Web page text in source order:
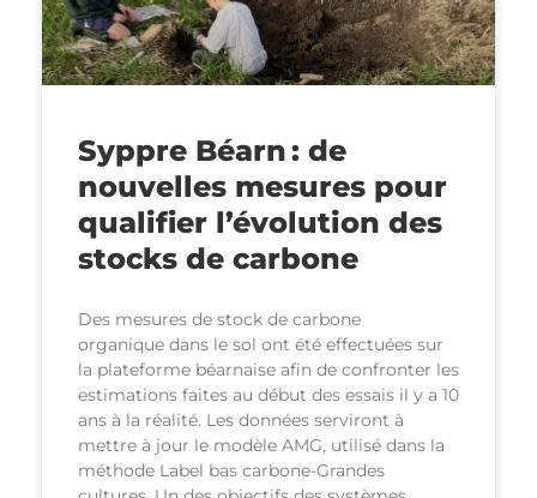
Syppre Béarn : de
nouvelles mesures pour
qualifier l’évolution des
stocks de carbone
Des mesures de stock de carbone
organique dans le sol ont été effectuées sur
la plateforme béarnaise afin de confronter les
estimations faites au début des essais il y a 10
ans à la réalité. Les données serviront à
mettre à jour le modèle AMG, utilisé dans la
méthode Label bas carbone-Grandes